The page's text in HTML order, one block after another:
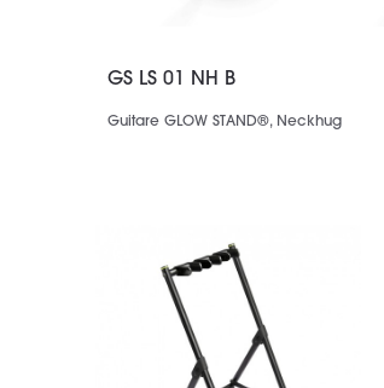
GS LS 01 NH B
Guitare GLOW STAND®, Neckhug